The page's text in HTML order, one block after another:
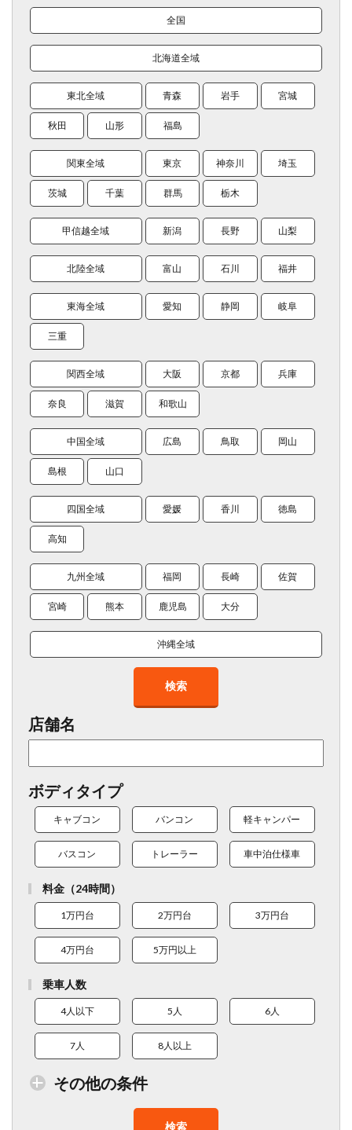
全国
北海道全域
東北全域 青森 岩手 宮城
秋田 山形 福島
関東全域 東京 神奈川 埼玉
茨城 千葉 群馬 栃木
甲信越全域 新潟 長野 山梨
北陸全域 富山 石川 福井
東海全域 愛知 静岡 岐阜
三重
関西全域 大阪 京都 兵庫
奈良 滋賀 和歌山
中国全域 広島 鳥取 岡山
島根 山口
四国全域 愛媛 香川 徳島
高知
九州全域 福岡 長崎 佐賀
宮崎 熊本 鹿児島 大分
沖縄全域
検索
店舗名
ボディタイプ
キャブコン バンコン 軽キャンパー
バスコン トレーラー 車中泊仕様車
料金（24時間）
1万円台 2万円台 3万円台
4万円台 5万円以上
乗車人数
4人以下 5人 6人
7人 8人以上
その他の条件
検索